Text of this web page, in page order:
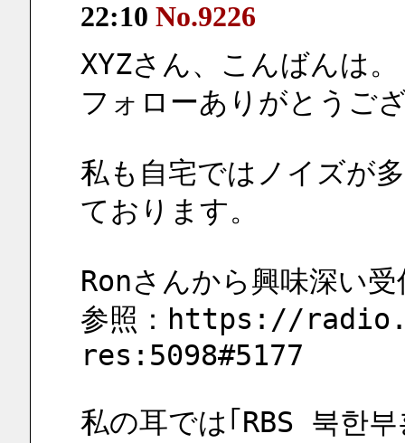
22:10 No.9226
XYZさん、こんばんは。
フォローありがとうご
私も自宅ではノイズが
ております。
Ronさんから興味深い
参照：https://
res:5098#5177
私の耳では｢RBS 북한